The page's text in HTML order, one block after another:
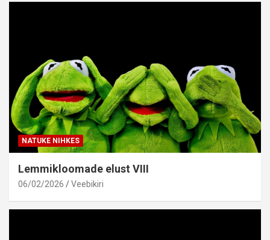
NATUKE NIHKES
Lemmikloomade elust VIII
06/02/2026 Veebikiri